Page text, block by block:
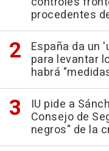
procedentes
España da un
para levantar
habrá
IU pide a
Consejo de
negros" de la